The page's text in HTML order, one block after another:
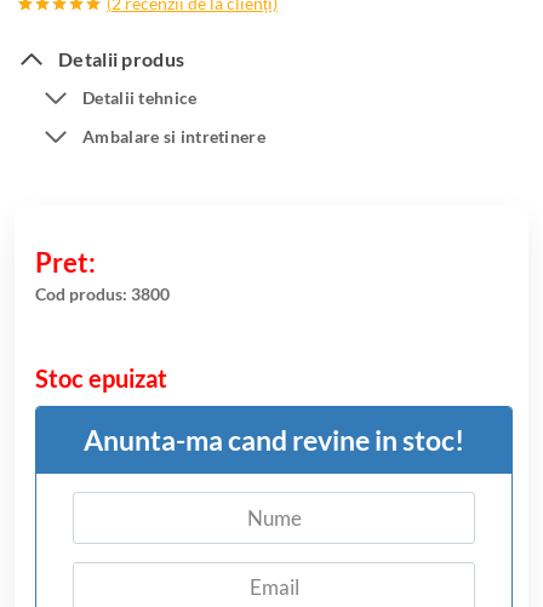
pe baza a
la clienți
Detalii produs
Detalii tehnice
Ambalare si intretinere
Cod produs: 3800
Stoc epuizat
Anunta-ma cand revine in stoc!